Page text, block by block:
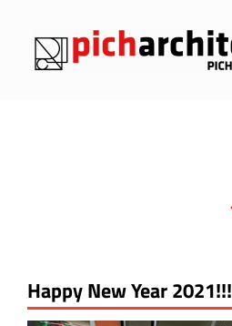
contenido
Happy New Year 2021!!!